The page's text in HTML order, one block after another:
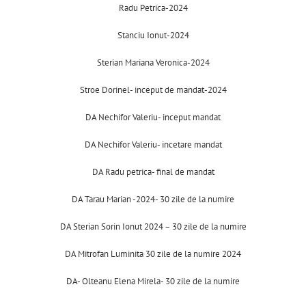
Radu Petrica-2024
Stanciu Ionut-2024
Sterian Mariana Veronica-2024
Stroe Dorinel- inceput de mandat-2024
DA Nechifor Valeriu- inceput mandat
DA Nechifor Valeriu- incetare mandat
DA Radu petrica- final de mandat
DA Tarau Marian -2024- 30 zile de la numire
DA Sterian Sorin Ionut 2024 – 30 zile de la numire
DA Mitrofan Luminita 30 zile de la numire 2024
DA- Olteanu Elena Mirela- 30 zile de la numire